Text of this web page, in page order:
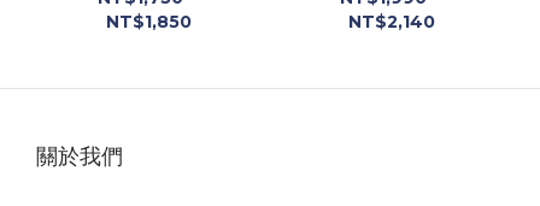
NT$1,850
NT$2,140
關於我們